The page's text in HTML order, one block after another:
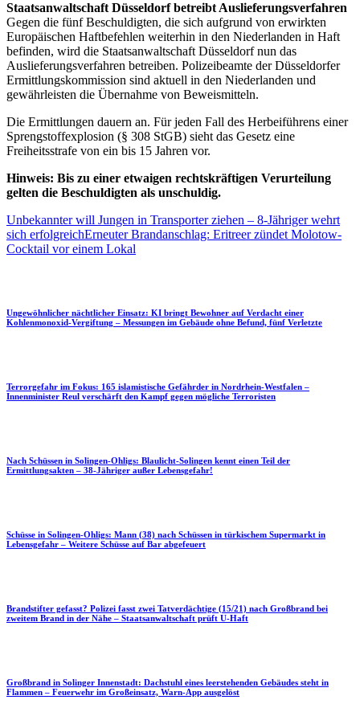
Staatsanwaltschaft Düsseldorf betreibt Auslieferungsverfahren
Gegen die fünf Beschuldigten, die sich aufgrund von erwirkten
Europäischen Haftbefehlen weiterhin in den Niederlanden in Haft
befinden, wird die Staatsanwaltschaft Düsseldorf nun das
Auslieferungsverfahren betreiben. Polizeibeamte der Düsseldorfer
Ermittlungskommission sind aktuell in den Niederlanden und
gewährleisten die Übernahme von Beweismitteln.
Die Ermittlungen dauern an. Für jeden Fall des Herbeiführens einer
Sprengstoffexplosion (§ 308 StGB) sieht das Gesetz eine
Freiheitsstrafe von ein bis 15 Jahren vor.
Hinweis: Bis zu einer etwaigen rechtskräftigen Verurteilung
gelten die Beschuldigten als unschuldig.
Unbekannter will Jungen in Transporter ziehen – 8-Jähriger wehrt
sich erfolgreichErneuter Brandanschlag: Eritreer zündet Molotow-
Cocktail vor einem Lokal
Ungewöhnlicher nächtlicher Einsatz: KI bringt Bewohner auf Verdacht einer
Kohlenmonoxid-Vergiftung – Messungen im Gebäude ohne Befund, fünf Verletzte
Terrorgefahr im Fokus: 165 islamistische Gefährder in Nordrhein-Westfalen –
Innenminister Reul verschärft den Kampf gegen mögliche Terroristen
Nach Schüssen in Solingen-Ohligs: Blaulicht-Solingen kennt einen Teil der
Ermittlungsakten – 38-Jähriger außer Lebensgefahr!
Schüsse in Solingen-Ohligs: Mann (38) nach Schüssen in türkischem Supermarkt in
Lebensgefahr – Weitere Schüsse auf Bar abgefeuert
Brandstifter gefasst? Polizei fasst zwei Tatverdächtige (15/21) nach Großbrand bei
zweitem Brand in der Nähe – Staatsanwaltschaft prüft U-Haft
Großbrand in Solinger Innenstadt: Dachstuhl eines leerstehenden Gebäudes steht in
Flammen – Feuerwehr im Großeinsatz, Warn-App ausgelöst